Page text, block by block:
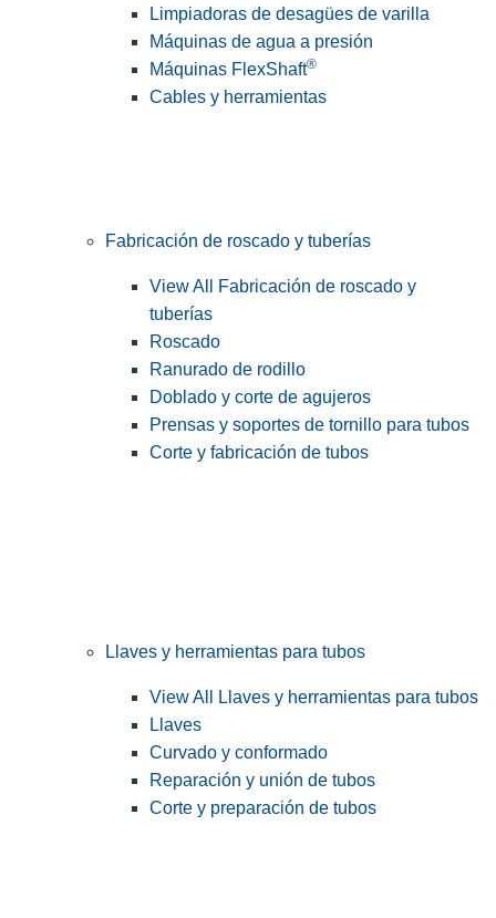
Limpiadoras de desagües de varilla
Máquinas de agua a presión
Máquinas FlexShaft®
Cables y herramientas
Fabricación de roscado y tuberías
View All Fabricación de roscado y
tuberías
Roscado
Ranurado de rodillo
Doblado y corte de agujeros
Prensas y soportes de tornillo para tubos
Corte y fabricación de tubos
Llaves y herramientas para tubos
View All Llaves y herramientas para tubos
Llaves
Curvado y conformado
Reparación y unión de tubos
Corte y preparación de tubos